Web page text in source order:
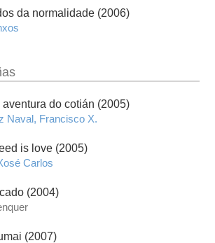
da normalidade (2006)
aventura do cotián (2005)
Naval, Francisco X.
is love (2005)
Carlos
(2004)
(2007)